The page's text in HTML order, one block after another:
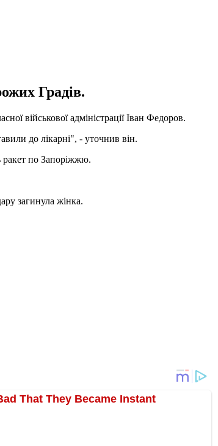
Градів.
військової адміністрації Іван Федоров.
до лікарні", - уточнив він.
ракет по Запоріжжю.
загинула жінка.